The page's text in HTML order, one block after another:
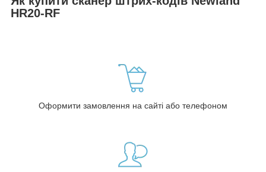
HR20-RF
Оформити замовлення на сайті або телефоном